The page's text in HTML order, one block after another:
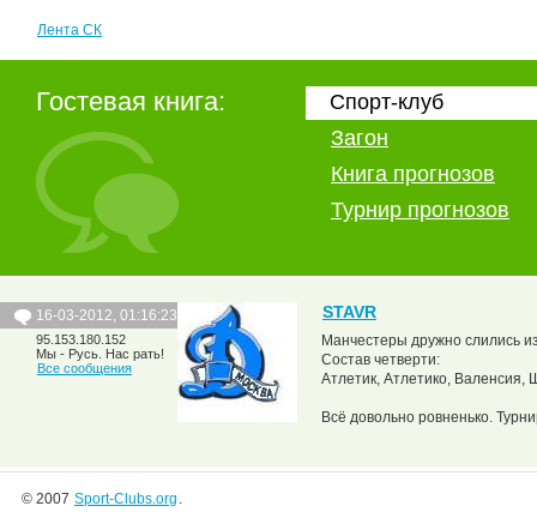
Лента СК
Гостевая книга:
Спорт-клуб
Загон
Книга прогнозов
Турнир прогнозов
16-03-2012, 01:16:23
95.153.180.152
Мы - Русь. Нас рать!
Все сообщения
STAVR
Манчестеры дружно слились
Состав четверти:
Атлетик, Атлетико, Валенсия,
Всё довольно ровненько.
© 2007 Sport-Clubs.org .